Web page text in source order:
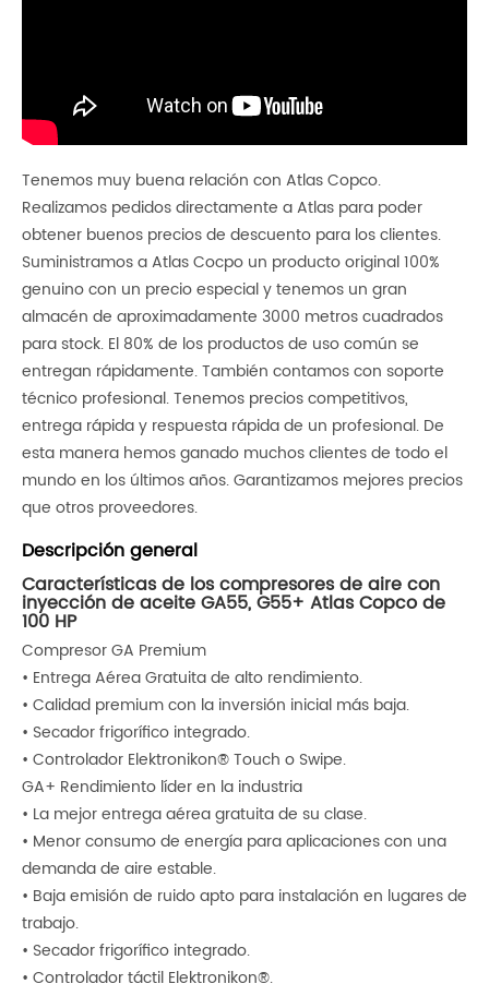
Tenemos muy buena relación con Atlas Copco.
Realizamos pedidos directamente a Atlas para poder
obtener buenos precios de descuento para los clientes.
Suministramos a Atlas Cocpo un producto original 100%
genuino con un precio especial y tenemos un gran
almacén de aproximadamente 3000 metros cuadrados
para stock. El 80% de los productos de uso común se
entregan rápidamente. También contamos con soporte
técnico profesional. Tenemos precios competitivos,
entrega rápida y respuesta rápida de un profesional. De
esta manera hemos ganado muchos clientes de todo el
mundo en los últimos años. Garantizamos mejores precios
que otros proveedores.
Descripción general
Características de los compresores de aire con
inyección de aceite GA55, G55+ Atlas Copco de
100 HP
Compresor GA Premium
• Entrega Aérea Gratuita de alto rendimiento.
• Calidad premium con la inversión inicial más baja.
• Secador frigorífico integrado.
• Controlador Elektronikon® Touch o Swipe.
GA+ Rendimiento líder en la industria
• La mejor entrega aérea gratuita de su clase.
• Menor consumo de energía para aplicaciones con una
demanda de aire estable.
• Baja emisión de ruido apto para instalación en lugares de
trabajo.
• Secador frigorífico integrado.
• Controlador táctil Elektronikon®.